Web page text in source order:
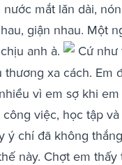
mắt lăn dài,
giận nhau. Một
anh à.
Cứ như
xa cách. Em
vì em sợ khi
việc, học tập
ý chí đã không
này. Chợt em